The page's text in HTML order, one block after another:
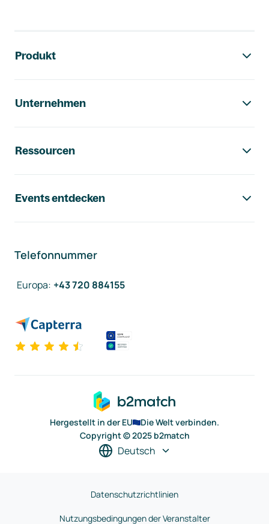
Produkt
Unternehmen
Ressourcen
Events entdecken
Telefonnummer
Europa: +43 720 884155
Hergestellt in der EU
Die Welt verbinden.
Copyright © 2025 b2match
Deutsch
Datenschutzrichtlinien
Nutzungsbedingungen der Veranstalter